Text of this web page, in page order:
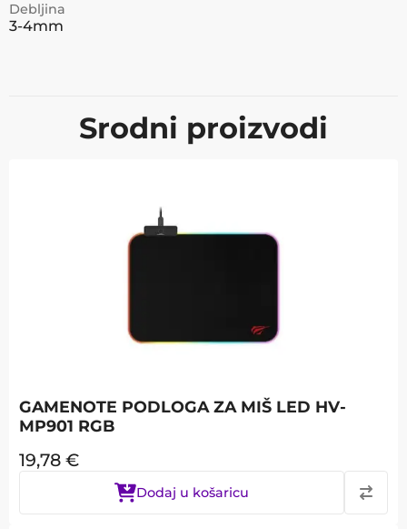
Debljina
3-4mm
Srodni proizvodi
GAMENOTE PODLOGA ZA MIŠ LED HV-
MP901 RGB
19,78 €
Dodaj u košaricu